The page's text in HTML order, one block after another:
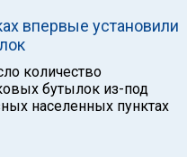
впервые установили
количество
бутылок из-под
населенных пунктах